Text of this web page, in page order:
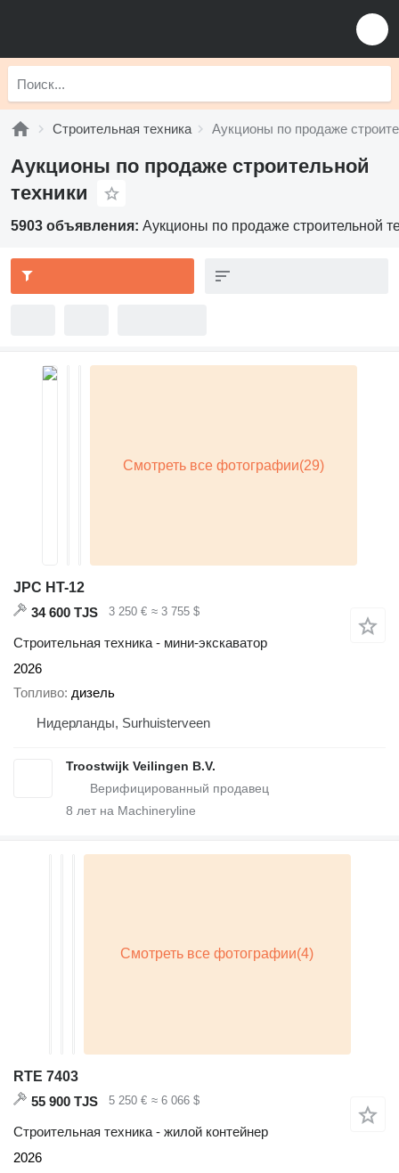
Строительная техника Аукционы по продаже
Аукционы по продаже строительной
техники
5903 объявления: Аукционы по продаже строительной
JPC HT-12
34 600 TJS
3 250 € ≈ 3 755 $
Строительная техника - мини-экскаватор
2026
Топливо дизель
Нидерланды, Surhuisterveen
Troostwijk Veilingen B.V.
8 лет на Machineryline
RTE 7403
55 900 TJS
5 250 € ≈ 6 066 $
Строительная техника - жилой контейнер
2026